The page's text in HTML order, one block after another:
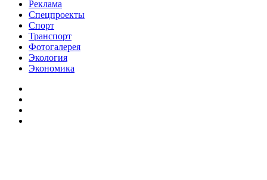
Реклама
Спецпроекты
Спорт
Транспорт
Фотогалерея
Экология
Экономика